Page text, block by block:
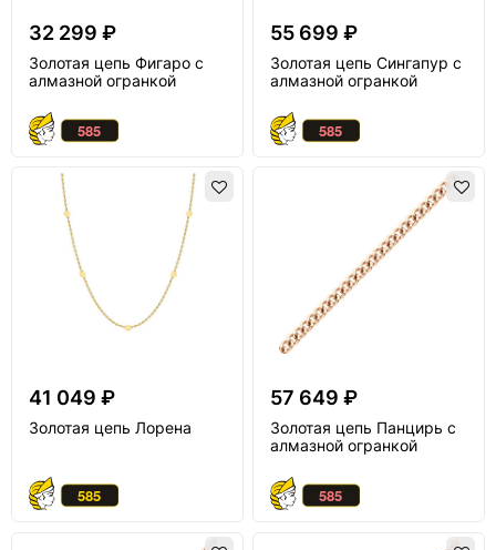
32 299 ₽
Золотая цепь Фигаро с
алмазной огранкой
55 699 ₽
Золотая цепь Сингапур с
алмазной огранкой
41 049 ₽
Золотая цепь Лорена
57 649 ₽
Золотая цепь Панцирь с
алмазной огранкой